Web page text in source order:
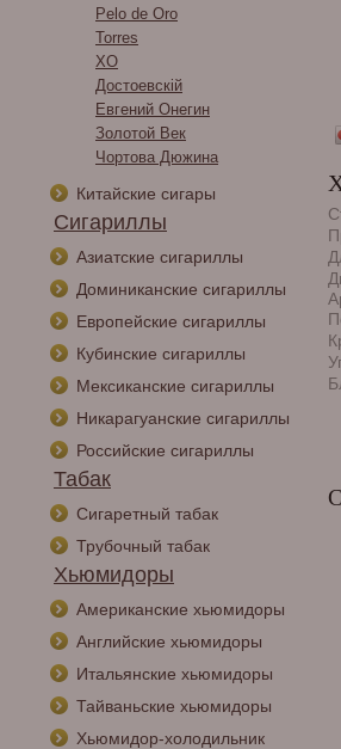
Pelo de Oro
Torres
XO
Достоевскiй
Евгений Онегин
Золотой Век
Чортова Дюжина
Китайские сигары
Сигариллы
Азиатские сигариллы
Доминиканские сигариллы
Европейские сигариллы
Кубинские сигариллы
Мексиканские сигариллы
Никарагуанские сигариллы
Российские сигариллы
Табак
Сигаретный табак
Трубочный табак
Хьюмидоры
Американские хьюмидоры
Английские хьюмидоры
Итальянские хьюмидоры
Тайваньские хьюмидоры
Хьюмидор-холодильник
American
Wild Tail Carribean
тубах) 25шт.